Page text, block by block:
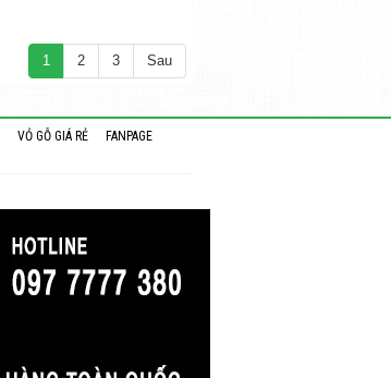
1 2 3 Sau
VỎ GỖ GIÁ RẺ FANPAGE